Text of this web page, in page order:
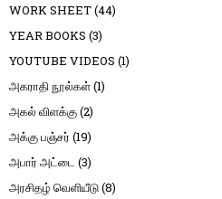
WORK SHEET(44)
YEAR BOOKS (3)
YOUTUBE VIDEOS (1)
அகராதி நூல்கள்(1)
அகல் விளக்கு(2)
அக்கு பஞ்சர் (19)
அபார் அட்டை (3)
அரசிதழ் வெளியீடு(8)